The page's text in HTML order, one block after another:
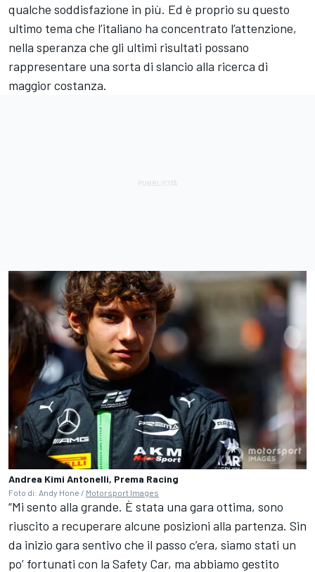
qualche soddisfazione in più. Ed è proprio su questo
ultimo tema che l’italiano ha concentrato l’attenzione,
nella speranza che gli ultimi risultati possano
rappresentare una sorta di slancio alla ricerca di
maggior costanza.
Andrea Kimi Antonelli, Prema Racing
Foto di: Andy Hone / Motorsport Images
“Mi sento alla grande. È stata una gara ottima, sono
riuscito a recuperare alcune posizioni alla partenza. Sin
da inizio gara sentivo che il passo c’era, siamo stati un
po’ fortunati con la Safety Car, ma abbiamo gestito